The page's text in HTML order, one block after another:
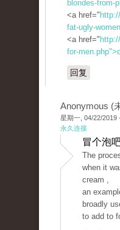
blondes-from-
<a href="
fat-ugly-
<a href="
for-
回复
Anonymous (
星期一, 04/22/2019
永久连接
冒个泡
The
when it
cream ,
an
broadly
to add to